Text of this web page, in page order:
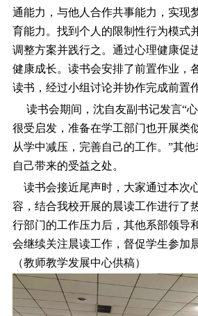
通能力，与他人合作共事能力，实现
育能力。找到个人的限制性行为模式
调整方案并践行之。通过心理健康促
健康成长。读书会安排了前置作业，
读书，经过小组讨论并协作完成前置
读书会期间，沈自友副书记发言“
很受启发，准备在学工部门也开展类
从学中减压，完善自己的工作。”其
自己带来的受益之处。
读书会接近尾声时，大家通过本次
容，结合我校开展的晨读工作进行了
行部门的工作压力后，其他系部领导
会继续关注晨读工作，督促学生参加
（教师教学发展中心供稿）